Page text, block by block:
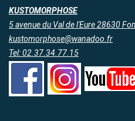
KUSTOMORPHOSE
5 avenue du Val de l'Eure 28630
kustomorphose@wanadoo.fr
Tel: 02.37.34.77.15